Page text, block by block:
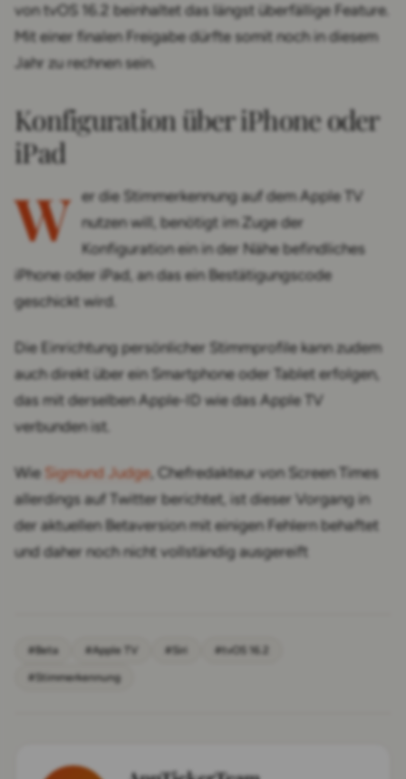
von tvOS 16.2 beinhaltet das längst überfällige Feature.
Mit einer finalen Freigabe dürfte somit noch in diesem
Jahr zu rechnen sein.
Konfiguration über iPhone oder
iPad
W er die Stimmerkennung auf dem Apple TV
nutzen will, benötigt im Zuge der
Konfiguration ein in der Nähe befindliches
iPhone oder iPad, an das ein Bestätigungscode
geschickt wird.
Die Einrichtung persönlicher Stimmprofile kann zudem
auch direkt über ein Smartphone oder Tablet erfolgen,
das mit derselben Apple-ID wie das Apple TV
verbunden ist.
Wie Sigmund Judge, Chefredakteur von Screen Times
allerdings auf Twitter berichtet, ist dieser Vorgang in
der aktuellen Betaversion mit einigen Fehlern behaftet
und daher noch nicht vollständig ausgereift
#Beta #Apple TV #Siri #tvOS 16.2
#Stimmerkennung